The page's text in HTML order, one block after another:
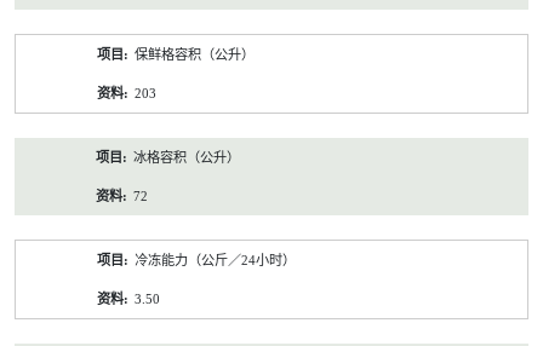
保鲜格容积（公升）
203
冰格容积（公升）
72
冷冻能力（公斤／24小时）
3.50